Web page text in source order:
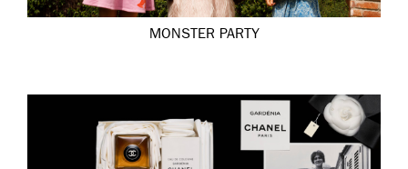
MONSTER PARTY